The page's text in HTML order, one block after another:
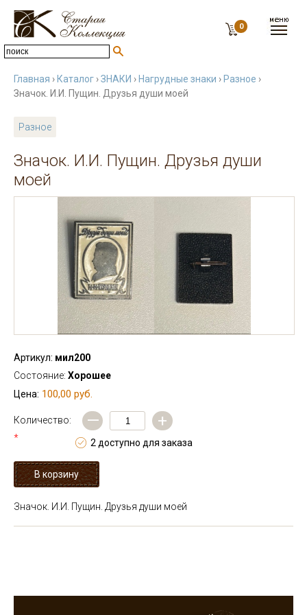
0
Главная › Каталог ›ЗНАКИ › Нагрудные знаки › Разное ›
Значок. И.И. Пущин. Друзья души моей
Разное
Значок. И.И. Пущин. Друзья души
моей
Артикул: мил200
Состояние: Хорошее
Цена: 100,00 руб.
Количество:
*
— +
2 доступно для заказа
Значок. И.И. Пущин. Друзья души моей